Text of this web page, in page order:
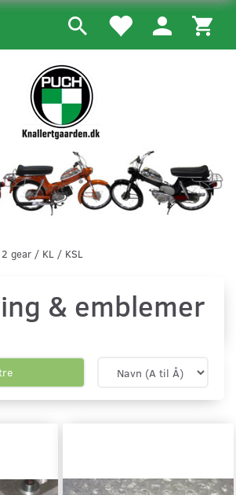
gear / KL / KSL
& emblemer